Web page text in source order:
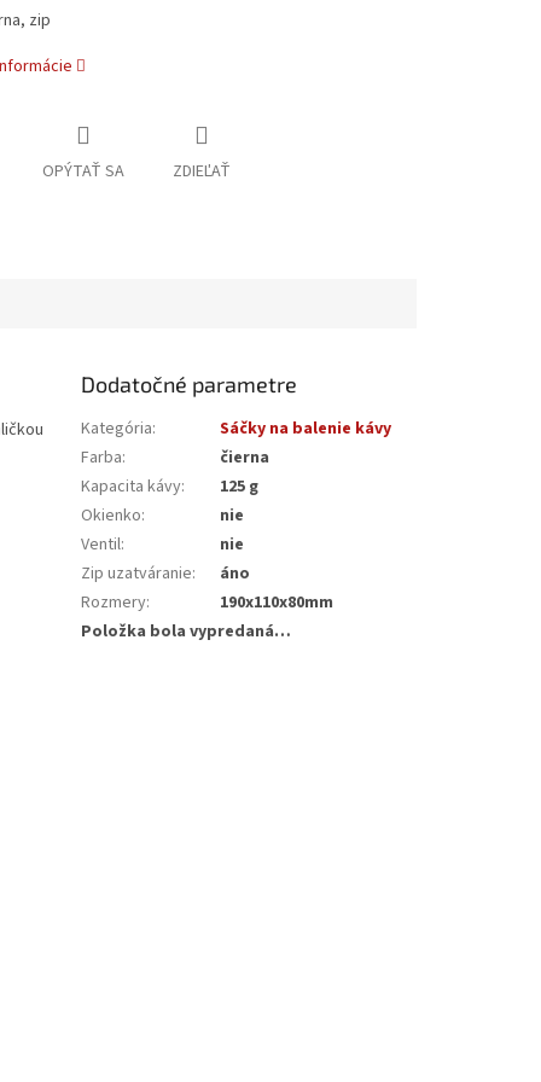
zip
OPÝTAŤ SA ZDIEĽAŤ
Dodatočné parametre
Kategória:
Sáčky na balenie kávy
Farba:
čierna
Kapacita kávy:
125 g
Okienko:
nie
Ventil:
nie
Zip uzatváranie:
áno
Rozmery:
190x110x80mm
Položka bola vypredaná…